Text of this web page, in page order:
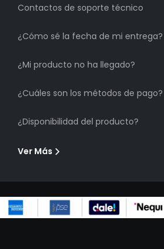
Contactos de soporte técnico
¿Cómo sé la fecha de mi entrega?
¿Mi producto no ha llegado?
¿Cuáles son los métodos de pago?
¿Disponibilidad del producto?
Ver Más